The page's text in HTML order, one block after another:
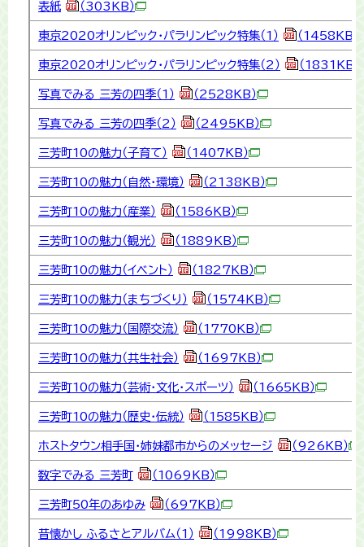
表紙 （303KB）
東京2020オリンピック・パラリンピック特集（1） （1458KB）
東京2020オリンピック・パラリンピック特集（2） （1831KB）
写真でみる 三芳の四季（1） （2528KB）
写真でみる 三芳の四季（2） （2495KB）
三芳町10の魅力（子育て） （1407KB）
三芳町10の魅力（自然・環境） （2138KB）
三芳町10の魅力（産業） （1586KB）
三芳町10の魅力（観光） （1889KB）
三芳町10の魅力（イベント） （1827KB）
三芳町10の魅力（まちづくり） （1574KB）
三芳町10の魅力（国際交流） （1770KB）
三芳町10の魅力（共生社会） （1697KB）
三芳町10の魅力（芸術・文化・スポーツ） （1665KB）
三芳町10の魅力（歴史・伝統） （1585KB）
ホストタウン相手国・姉妹都市からのメッセージ （926KB）
数字でみる 三芳町 （1069KB）
三芳町50年のあゆみ （697KB）
昔懐かし ふるさとアルバム（1） （1998KB）